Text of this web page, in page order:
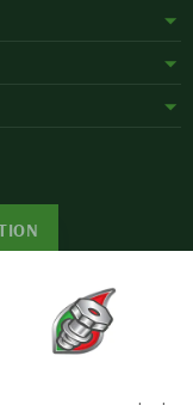
pour cela nos
du site.